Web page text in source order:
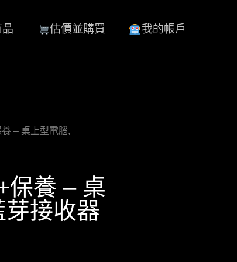
估價並購買 我的帳戶
– 桌上型電腦,
保養 – 桌
芽接收器